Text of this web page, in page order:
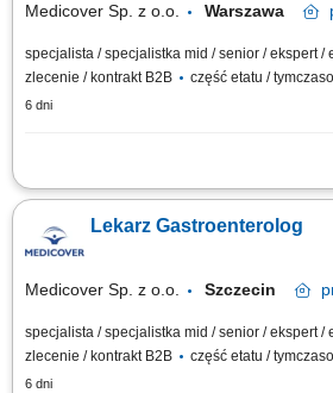
Medicover Sp. z o.o. Warszawa
specjalista / specjalistka mid / senior / ekspert /
zlecenie / kontrakt B2B
część etatu /
6 dni
Twoje zadania: opieka nad Pacjentem;
pozostaw nam swój kontakt (CV nie jest
doprecyzowania szczegółów. Jeśli posiadasz:
Lekarz Gastroenterolog
Medicover Sp. z o.o. Szczecin
specjalista / specjalistka mid / senior / ekspert /
zlecenie / kontrakt B2B
część etatu /
6 dni